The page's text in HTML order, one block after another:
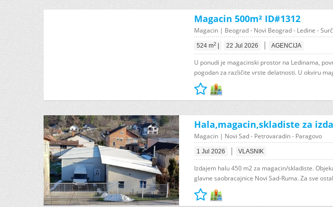
Magacin 500m² ID#1312
Magacin | Beograd - Novi Beograd - Ledine -
524 m2 22 Jul 2026 | AGENCIJA
U ponudi je magacinski prostor na Ledinama,
pogodan za različite vrste delatnosti. U okviru
Hala,magacin,skladiste za
Magacin | Novi Sad - Petrovaradin - Paragovo
1 Jul 2026 | VLASNIK
Izdajem halu 450 m2 za magacin/skladiste.
glavne saobracajnice Novi Sad-Ruma. Za sve